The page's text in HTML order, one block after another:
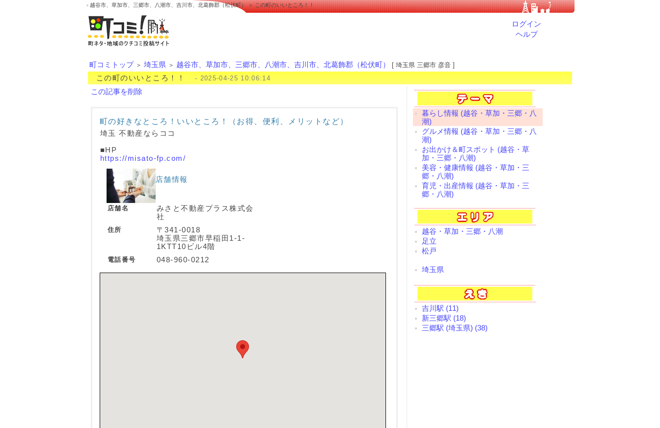
越谷市、草加市、三郷市、八潮市、吉川市、北葛飾郡（松伏町） ＞ この町のいいところ！！
ログイン
ヘルプ
町コミトップ ＞ 埼玉県 ＞ 越谷市、草加市、三郷市、八潮市、吉川市、北葛飾郡（松伏町） [ 埼玉県 三郷市 彦音 ]
この町のいいところ！！ - 2025-04-25 10:06:14
この記事を削除
町の好きなところ！いいところ！（お得、便利、メリットなど）
埼玉 不動産ならココ
■HP
https://misato-fp.com/
店舗情報
店舗名
みさと不動産プラス株式会
社
住所
〒341-0018
埼玉県三郷市早稲田1-1-
1KTT10ビル4階
電話番号 048-960-0212
暮らし情報 (越谷・草加・三郷・八
潮)
グルメ情報 (越谷・草加・三郷・八
潮)
お出かけ＆町スポット (越谷・草
加・三郷・八潮)
美容・健康情報 (越谷・草加・三
郷・八潮)
育児・出産情報 (越谷・草加・三
郷・八潮)
越谷・草加・三郷・八潮
足立
松戸
埼玉県
吉川駅 (11)
新三郷駅 (18)
三郷駅 (埼玉県) (38)